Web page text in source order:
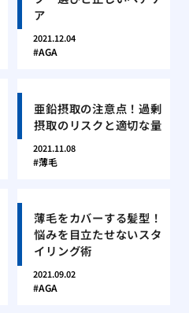
ア
2021.12.04
AGA
亜鉛摂取の注意点！過剰
摂取のリスクと適切な量
2021.11.08
薄毛
薄毛をカバーする髪型！
悩みを目立たせないスタ
イリング術
2021.09.02
AGA